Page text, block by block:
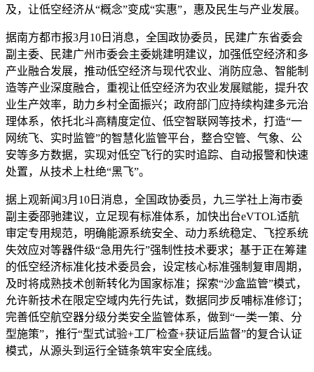
及，让低空经济从“概念”变成“实惠”，惠及民生与产业发展。
据南方都市报3月10日消息，全国政协委员，民建广东省委会
副主委、民建广州市委会主委姚建明建议，加强低空经济和多
产业融合发展，推动低空经济与现代农业、消防应急、智能制
造等产业深度融合，重视让低空经济为农业发展赋能，提升农
业生产效率，助力乡村全面振兴；政府部门应持续构建多元治
理体系，依托北斗高精度定位、低空智联网等技术，打造“一
网统飞、实时监管”的智慧化监管平台，整合空管、气象、公
安等多方数据，实现对低空飞行的实时追踪、自动报警和快速
处置，从技术上杜绝“黑飞”。
据上观新闻3月10日消息，全国政协委员，九三学社上海市委
副主委邵驰建议，立足现有标准体系，加快出台eVTOL适航
审定专用规范，明确能源系统安全、动力系统稳定、飞控系统
失效应对等器件级“急用先行”强制性技术要求；基于正在筹建
的低空经济标准化技术委员会，设定核心标准强制复审周期，
及时将成熟技术创新转化为国家标准；探索“沙盒监管”模式，
允许新技术在限定空域内先行先试，数据同步反哺标准修订；
完善低空航空器分级分类安全监管体系，做到“一类一策、分
型施策”，推行“型式试验+工厂检查+获证后监督”的复合认证
模式，从源头到运行全链条筑牢安全底线。